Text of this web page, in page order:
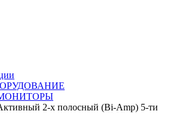
2-х полосный (Bi-Amp) 5-ти